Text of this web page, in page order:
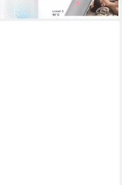
in 2-3 Werktagen bei dir